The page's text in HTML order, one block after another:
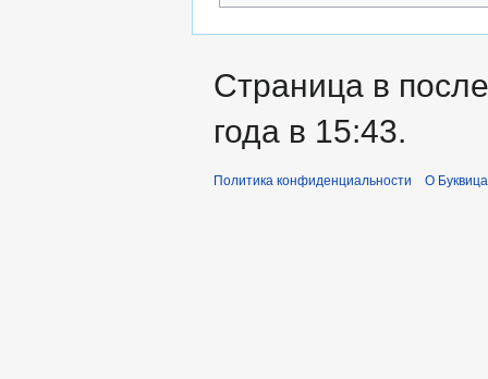
Страница в
года в 15:43.
Политика конфиденциальности О Буквица